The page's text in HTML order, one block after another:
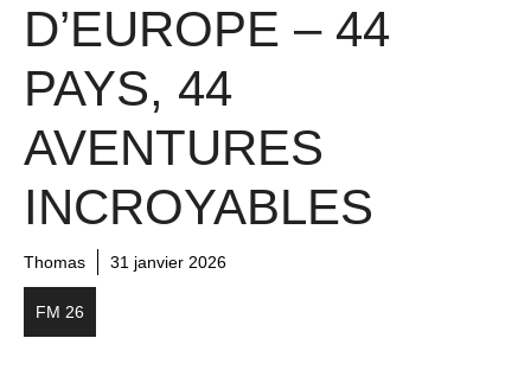
D’EUROPE – 44
PAYS, 44
AVENTURES
INCROYABLES
Thomas 31 janvier 2026
FM 26